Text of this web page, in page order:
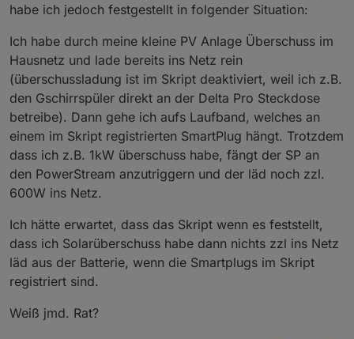
habe ich jedoch festgestellt in folgender Situation:
Ich habe durch meine kleine PV Anlage Überschuss im
Hausnetz und lade bereits ins Netz rein
(überschussladung ist im Skript deaktiviert, weil ich z.B.
den Gschirrspüler direkt an der Delta Pro Steckdose
betreibe). Dann gehe ich aufs Laufband, welches an
einem im Skript registrierten SmartPlug hängt. Trotzdem
dass ich z.B. 1kW überschuss habe, fängt der SP an
den PowerStream anzutriggern und der läd noch zzl.
600W ins Netz.
Ich hätte erwartet, dass das Skript wenn es feststellt,
dass ich Solarüberschuss habe dann nichts zzl ins Netz
läd aus der Batterie, wenn die Smartplugs im Skript
registriert sind.
Weiß jmd. Rat?